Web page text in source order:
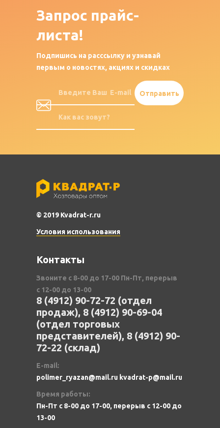
Запрос прайс-
листа!
Подпишись на расссылку и узнавай
первым о новостях, акциях и скидках
© 2019 Kvadrat-r.ru
Условия использования
Контакты
Звоните с 8-00 до 17-00 Пн-Пт, перерыв
с 12-00 до 13-00
8 (4912) 90-72-72 (отдел
продаж), 8 (4912) 90-69-04
(отдел торговых
представителей), 8 (4912) 90-
72-22 (склад)
E-mail:
polimer_ryazan@mail.ru kvadrat-p@mail.ru
Время работы:
Пн-Пт с 8-00 до 17-00, перерыв с 12-00 до
13-00